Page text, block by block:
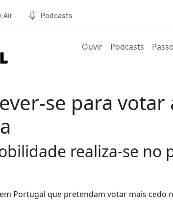
Air Podcasts
Ouvir(current)
Podcasts
se para
realiza-se no
Portugal que pretendam votar mais cedo